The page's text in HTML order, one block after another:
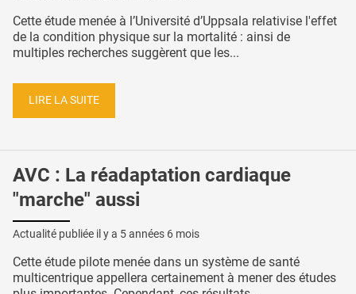
Cette étude menée à l’Université d’Uppsala relativise l'effet
de la condition physique sur la mortalité : ainsi de
multiples recherches suggèrent que les...
LIRE LA SUITE
AVC : La réadaptation cardiaque
"marche" aussi
Actualité publiée il y a 5 années 6 mois
Cette étude pilote menée dans un système de santé
multicentrique appellera certainement à mener des études